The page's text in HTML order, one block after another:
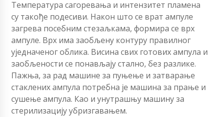
Температура сагоревања и интензитет пламена
су такође подесиви. Након што се врат ампуле
загрева посебним стезаљкама, формира се врх
ампуле. Врх има заобљену контуру правилног
уједначеног облика. Висина свих готових ампула и
заобљености се понављају стално, без разлике.
Пажња, за рад машине за пуњење и затварање
стаклених ампула потребна је машина за прање и
сушење ампула. Као и унутрашњу машину за
стерилизацију убризгавањем.